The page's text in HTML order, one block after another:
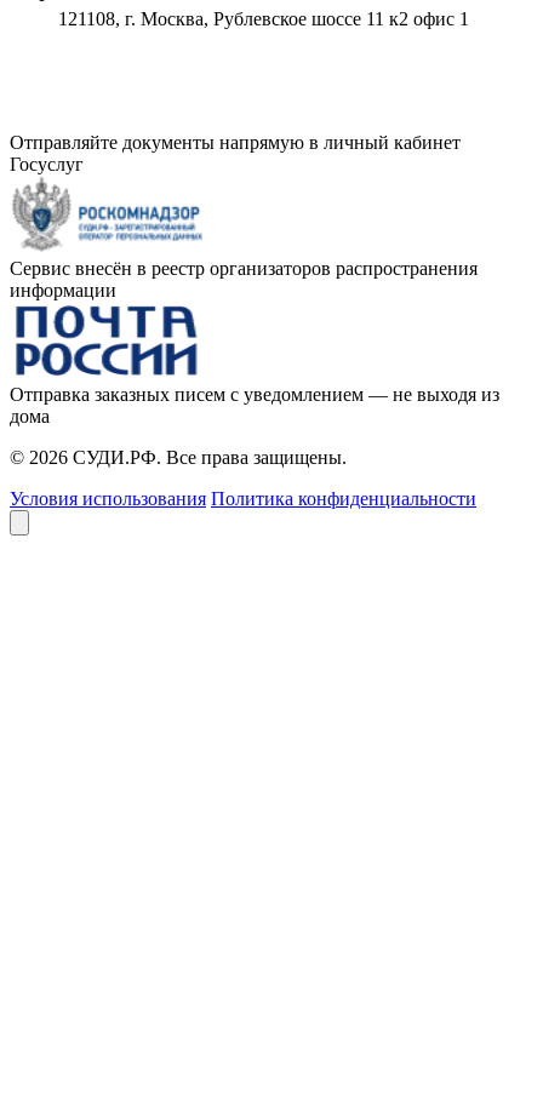
121108, г. Москва, Рублевское шоссе 11 к2 офис 1
Отправляйте документы напрямую в личный кабинет
Госуслуг
Сервис внесён в реестр организаторов распространения
информации
Отправка заказных писем с уведомлением — не выходя из
дома
© 2026 СУДИ.РФ. Все права защищены.
Условия использования Политика конфиденциальности